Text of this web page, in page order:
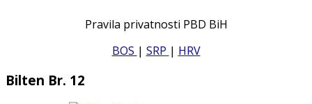
Pravila privatnosti PBD BiH
BOS | SRP | HRV
Bilten Br. 12